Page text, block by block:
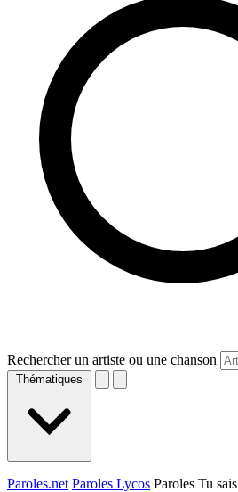
Rechercher un artiste ou une chanson
Thématiques
Paroles.net Paroles Lycos Paroles Tu sais